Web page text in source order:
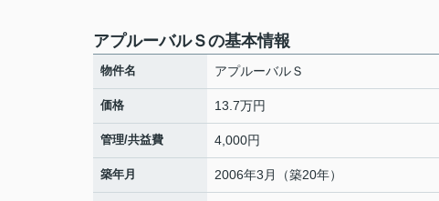
アプルーバルＳの基本情報
物件名 アプルーバルＳ
価格 13.7万円
管理/共益費 4,000円
築年月 2006年3月（築20年）